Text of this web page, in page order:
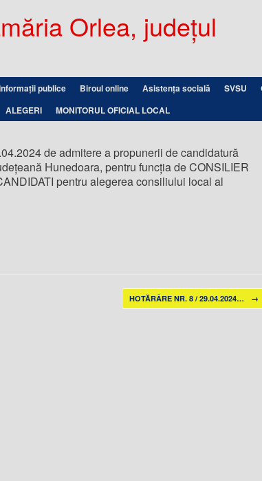
Orlea, județul
publice Biroul online Asistența socială SVSU
ALEGERI
MONITORUL OFICIAL LOCAL
de admitere a propunerii de candidatură
Hunedoara, pentru funcţia de CONSILIER
pentru alegerea consiliului local al
HOTĂRÂRE NR. 8 / 29.04.2024… →